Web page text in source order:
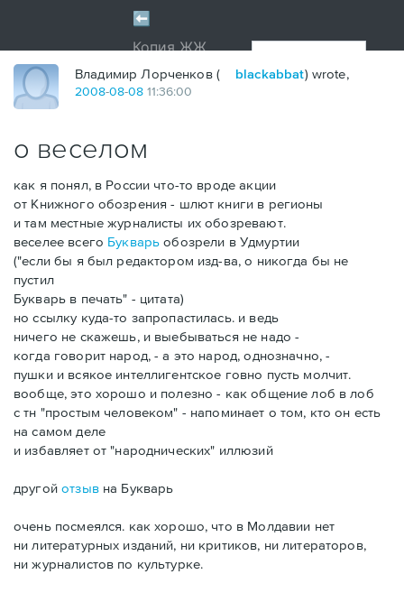
Владимир Лорченков ( blackabbat) wrote,
2008-08-08 11:36:00
о веселом
как я понял, в России что-то вроде акции
от Книжного обозрения - шлют книги в регионы
и там местные журналисты их обозревают.
веселее всего Букварь обозрели в Удмуртии
("если бы я был редактором изд-ва, о никогда бы не
пустил
Букварь в печать" - цитата)
но ссылку куда-то запропастилась. и ведь
ничего не скажешь, и выебываться не надо -
когда говорит народ, - а это народ, однозначно, -
пушки и всякое интеллигентское говно пусть молчит.
вообще, это хорошо и полезно - как общение лоб в лоб
с тн "простым человеком" - напоминает о том, кто он есть
на самом деле
и избавляет от "народнических" иллюзий
другойотзывна Букварь
очень посмеялся. как хорошо, что в Молдавии нет
ни литературных изданий, ни критиков, ни литераторов,
ни журналистов по культурке.